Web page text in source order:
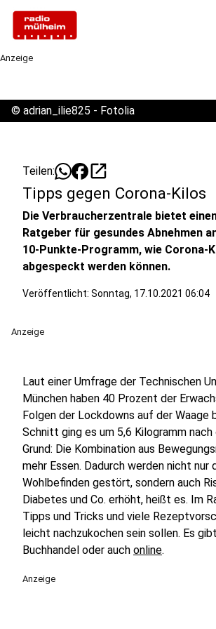
Anzeige
© adrian_ilie825 - Fotolia
Teilen: open_in_new
Tipps gegen Corona-Kilos
Die Verbraucherzentrale bietet
Ratgeber für gesundes Abnehmen
10-Punkte-Programm, wie Corona-
abgespeckt werden können.
Veröffentlicht: Sonntag, 17.10.2021 06:04
Anzeige
Laut einer Umfrage der Technischen
München haben 40 Prozent der
Folgen der Lockdowns auf der Waage
Schnitt ging es um 5,6 Kilogramm nach
Grund: Die Kombination aus
mehr Essen. Dadurch werden nicht nur
Wohlbefinden gestört, sondern auch
Diabetes und Co. erhöht, heißt es. Im
Tipps und Tricks und viele
leicht nachzukochen sein sollen. Es
Buchhandel oder auch online.
Anzeige